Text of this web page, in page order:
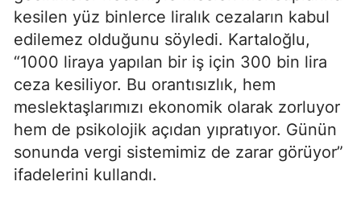
kesilen yüz binlerce liralık cezaların kabul
edilemez olduğunu söyledi. Kartaloğlu,
“1000 liraya yapılan bir iş için 300 bin lira
ceza kesiliyor. Bu orantısızlık, hem
meslektaşlarımızı ekonomik olarak zorluyor
hem de psikolojik açıdan yıpratıyor. Günün
sonunda vergi sistemimiz de zarar görüyor”
ifadelerini kullandı.